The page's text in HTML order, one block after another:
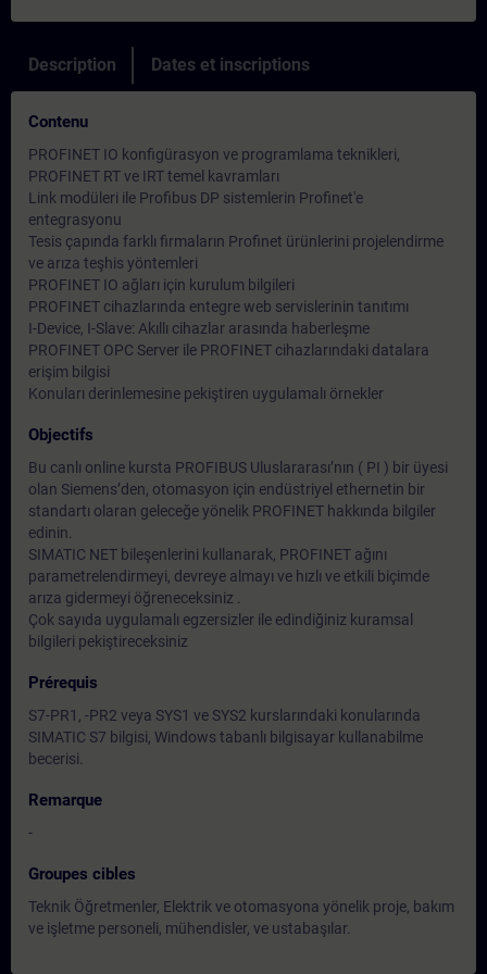
Description Dates et inscriptions
Contenu
PROFINET IO konfigürasyon ve programlama teknikleri,
PROFINET RT ve IRT temel kavramları
Link modüleri ile Profibus DP sistemlerin Profinet'e
entegrasyonu
Tesis çapında farklı firmaların Profinet ürünlerini projelendirme
ve arıza teşhis yöntemleri
PROFINET IO ağları için kurulum bilgileri
PROFINET cihazlarında entegre web servislerinin tanıtımı
I-Device, I-Slave: Akıllı cihazlar arasında haberleşme
PROFINET OPC Server ile PROFINET cihazlarındaki datalara
erişim bilgisi
Konuları derinlemesine pekiştiren uygulamalı örnekler
Objectifs
Bu canlı online kursta PROFIBUS Uluslararası’nın ( PI ) bir üyesi
olan Siemens’den, otomasyon için endüstriyel ethernetin bir
standartı olaran geleceğe yönelik PROFINET hakkında bilgiler
edinin.
SIMATIC NET bileşenlerini kullanarak, PROFINET ağını
parametrelendirmeyi, devreye almayı ve hızlı ve etkili biçimde
arıza gidermeyi öğreneceksiniz .
Çok sayıda uygulamalı egzersizler ile edindiğiniz kuramsal
bilgileri pekiştireceksiniz
Prérequis
S7-PR1, -PR2 veya SYS1 ve SYS2 kurslarındaki konularında
SIMATIC S7 bilgisi, Windows tabanlı bilgisayar kullanabilme
becerisi.
Remarque
-
Groupes cibles
Teknik Öğretmenler, Elektrik ve otomasyona yönelik proje, bakım
ve işletme personeli, mühendisler, ve ustabaşılar.